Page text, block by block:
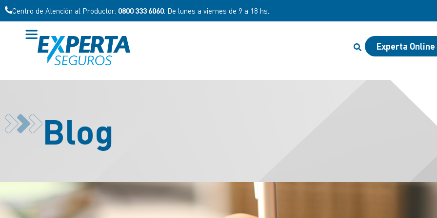
Centro de Atención al Productor: 0800 333 6060 . De lunes a viernes de 9 a 18 hs.
Experta Online
Blog